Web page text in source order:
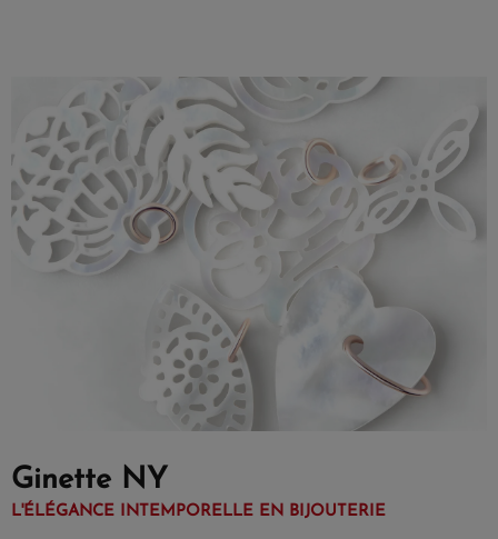
Ginette NY
L'ÉLÉGANCE INTEMPORELLE EN BIJOUTERIE